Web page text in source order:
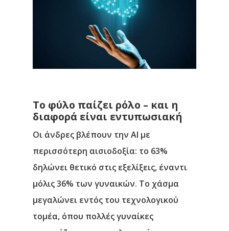
Το φύλο παίζει ρόλο – και η
διαφορά είναι εντυπωσιακή
Οι άνδρες βλέπουν την ΑΙ με
περισσότερη αισιοδοξία: το 63%
δηλώνει θετικό στις εξελίξεις, έναντι
μόλις 36% των γυναικών. Το χάσμα
μεγαλώνει εντός του τεχνολογικού
τομέα, όπου πολλές γυναίκες